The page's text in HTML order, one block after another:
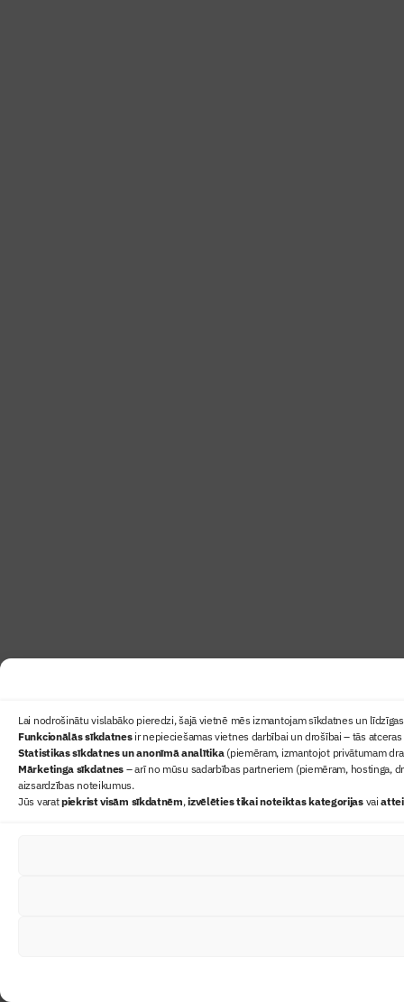
Lai nodrošinātu vislabāko pieredzi, šajā vietnē mēs izmantojam sīkdatnes un
Funkcionālās sīkdatnesir nepieciešamas vietnes darbībai un drošībai – tās
Statistikas sīkdatnes un anonīmā analītika(piemēram, izmantojot privātumam
Mārketinga sīkdatnes – arī no mūsu sadarbības partneriem (piemēram, hostinga,
aizsardzības noteikumus.
Jūs varatpiekrist visām sīkdatnēm,izvēlēties tikai noteiktas kategorijasvai